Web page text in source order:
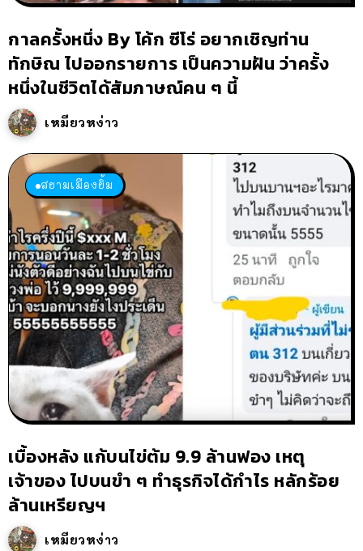
กาลครั้งหนึ่ง By โค้ก ซีโร่ อยากเชิญท่าน
ทักษิณ ไปออกรายการ เป็นความฝัน ว่าครั้ง
หนึ่งในชีวิตได้สัมภาษณ์คน ๆ นี้
เหมียวหง่าว
สยามเมืองยิ้ม
เบื้องหลัง แก้บนไข่ต้ม 9.9 ล้านฟอง เหตุ
เจ้าของ ไปบนขำ ๆ ทำธุรกิจได้กำไร หลักร้อย
ล้านเหรียญฯ
เหมียวหง่าว